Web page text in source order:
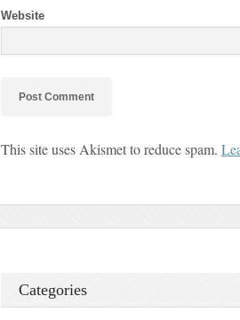
Website
This site uses Akismet to reduce spam.
Categories